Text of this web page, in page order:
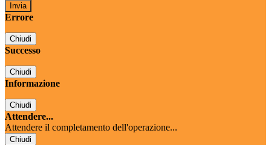
Errore
Chiudi
Successo
Chiudi
Informazione
Chiudi
Attendere...
Attendere il completamento dell'operazione...
Chiudi